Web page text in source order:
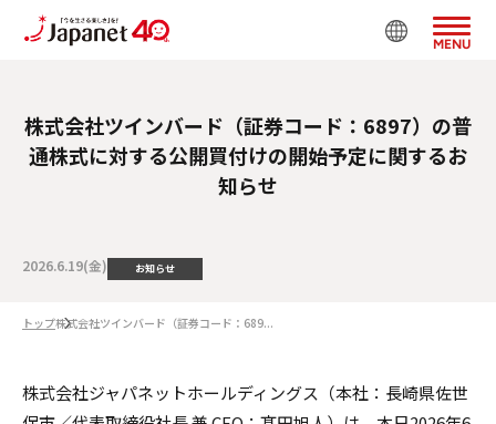
MENU
株式会社ツインバード（証券コード：6897）の普
通株式に対する公開買付けの開始予定に関するお
知らせ
2026.6.19(金) お知らせ
トップ株式会社ツインバード（証券コード：689...
株式会社ジャパネットホールディングス（本社：長崎県佐世